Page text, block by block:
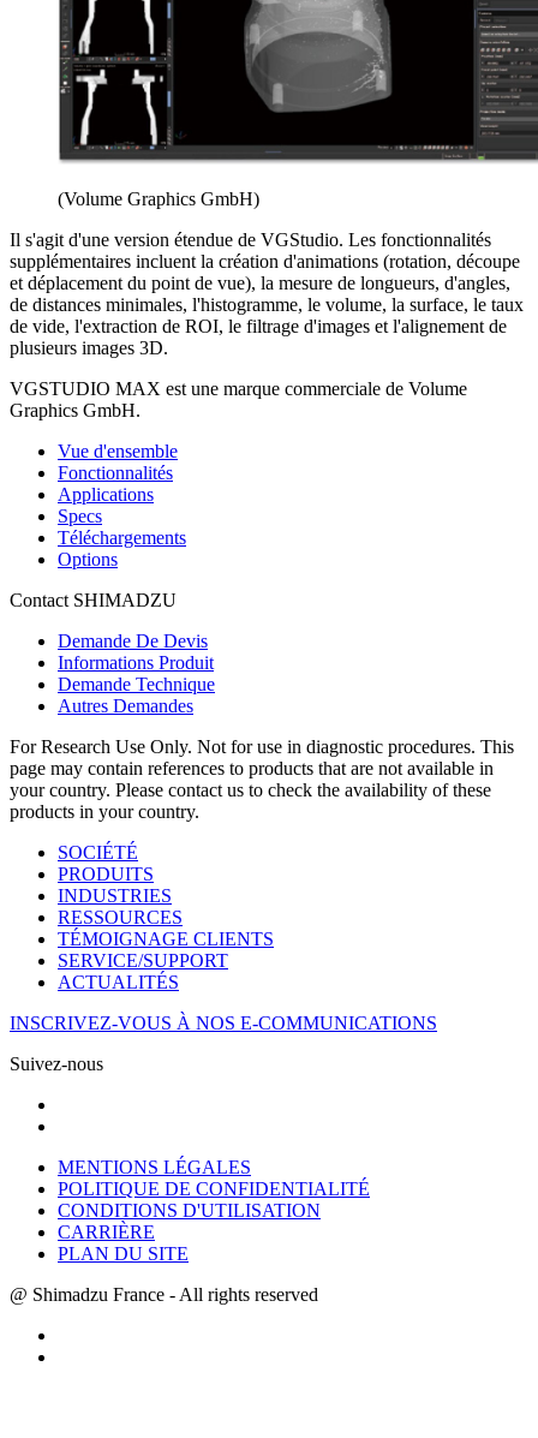
(Volume Graphics GmbH)
Il s'agit d'une version étendue de VGStudio. Les fonctionnalités
supplémentaires incluent la création d'animations (rotation, découpe
et déplacement du point de vue), la mesure de longueurs, d'angles,
de distances minimales, l'histogramme, le volume, la surface, le taux
de vide, l'extraction de ROI, le filtrage d'images et l'alignement de
plusieurs images 3D.
VGSTUDIO MAX est une marque commerciale de Volume
Graphics GmbH.
Vue d'ensemble
Fonctionnalités
Applications
Specs
Téléchargements
Options
Contact SHIMADZU
Demande De Devis
Informations Produit
Demande Technique
Autres Demandes
For Research Use Only. Not for use in diagnostic procedures. This
page may contain references to products that are not available in
your country. Please contact us to check the availability of these
products in your country.
SOCIÉTÉ
PRODUITS
INDUSTRIES
RESSOURCES
TÉMOIGNAGE CLIENTS
SERVICE/SUPPORT
ACTUALITÉS
INSCRIVEZ-VOUS À NOS E-COMMUNICATIONS
Suivez-nous
MENTIONS LÉGALES
POLITIQUE DE CONFIDENTIALITÉ
CONDITIONS D'UTILISATION
CARRIÈRE
PLAN DU SITE
@ Shimadzu France - All rights reserved